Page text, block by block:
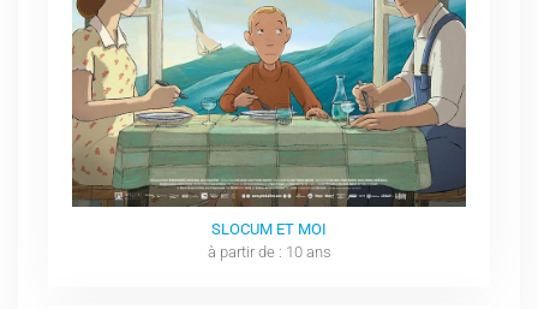
SLOCUM ET MOI
à partir de : 10 ans